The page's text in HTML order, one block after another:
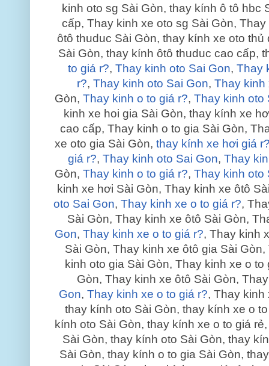
kinh oto sg Sài Gòn, thay kính ô tô hbc
cấp, Thay kinh xe oto sg Sài Gòn,
ôtô thuduc Sài Gòn, thay kính xe oto
Sài Gòn, thay kính ôtô thuduc cao cấp,
to giá r?,Thay kinh oto Sai Gon,Thay
r?,Thay kinh oto Sai Gon,Thay kinh
Gòn,Thay kinh o to giá r?,Thay kinh oto
kinh xe hoi gia Sài Gòn, thay kính xe
cao cấp, Thay kinh o to gia Sài Gòn,
xe oto gia Sài Gòn, thay kính xe hơi giá
giá r?, Thay kinh oto Sai Gon, Thay
Gòn,Thay kinh o to giá r?,Thay kinh oto
kinh xe hơi Sài Gòn, Thay kinh xe ôtô
oto Sai Gon,Thay kinh xe o to giá r?,
Sài Gòn, Thay kinh xe ôtô Sài Gòn,
Gon, Thay kinh xe o to giá r?, Thay kinh
Sài Gòn, Thay kinh xe ôtô gia Sài
kinh oto gia Sài Gòn, Thay kinh xe o
Gòn, Thay kinh xe ôtô Sài Gòn,
Gon,Thay kinh xe o to giá r?, Thay kinh
thay kính oto Sài Gòn, thay kính xe o
kính oto Sài Gòn, thay kính xe o to giá
Sài Gòn, thay kính oto Sài Gòn, thay
Sài Gòn, thay kính o to gia Sài Gòn,